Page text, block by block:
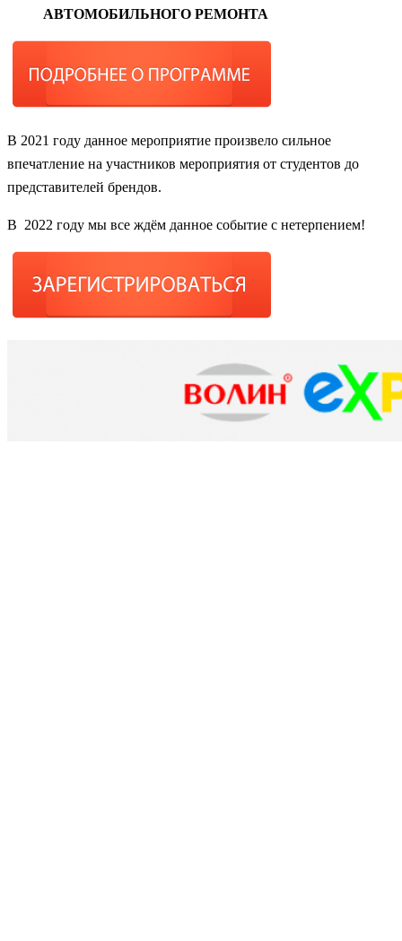
АВТОМОБИЛЬНОГО РЕМОНТА
В 2021 году данное мероприятие произвело сильное
впечатление на участников мероприятия от студентов до
представителей брендов.
В 2022 году мы все ждём данное событие с нетерпением!